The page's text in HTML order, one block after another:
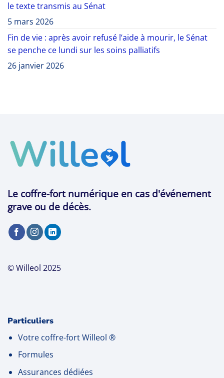
le texte transmis au Sénat
5 mars 2026
Fin de vie : après avoir refusé l’aide à mourir, le Sénat
se penche ce lundi sur les soins palliatifs
26 janvier 2026
Le coffre-fort numérique en cas d'événement
grave ou de décès.
© Willeol 2025
Particuliers
Votre coffre-fort Willeol ®
Formules
Assurances dédiées